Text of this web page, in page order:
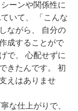
ーンや関係性に
いて、 「こんな
ながら、 自分の
成することがで
で、 心配せずに
きたんです。 初
えはありませ
な仕上がりで、